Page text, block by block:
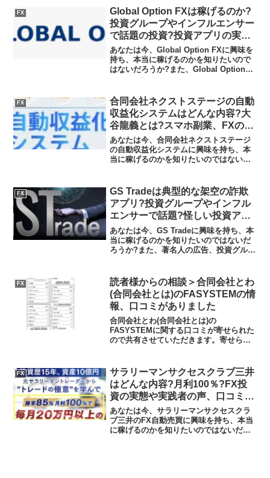
の金融庁の登録なしの無許可営業のサ
イ...
FX
Global Option FXは稼げるのか?
投資グループやインフルエンサー
で話題の投資?投資アプリの実態
や実践者の声、口コミや評判を調
査しました
あなたは今、Global Option FXに興味を
持ち、本当に稼げるのかを知りたいので
はないだろうか?また、Global Option
言うと、Global Opt...
FX
合同会社ネクストステージの自動
収益化システムはどんな内容?大
谷龍義とは?スマホ副業、FXの実
態や実践者の声、口コミや評判を
調査しました
あなたは今、合同会社ネクストステージ
の自動収益化システムに興味を持ち、本
当に稼げるのかを知りたいのではないだ
は何なのかを調べようとしているのでは
ないだろうか？答え、...
FX
GS Tradeは典型的な架空の詐欺
アプリ?投資グループやインフル
エンサーで話題?怪しい投資アプ
リの実態や実践者の声、口コミや
評判を調査しました
あなたは今、GS Tradeに興味を持ち、本
当に稼げるのかを知りたいのではないだ
ろうか?また、著名人の広告、投資グルー
るのではないだろうか？答え、結論を言
うと、...
FX
読者様からの相談＞合同会社とわ
(合同会社とは)のFASYSTEMの情
報、口コミがありました
合同会社とわ(合同会社とは)の
FASYSTEMに関する口コミが寄せられた
ので共有させていただきます。寄せられ
います。いまは、たまたまみた千春さん
というサイトで、19000...
FX
サラリーマンサクセスクラブ三井
はどんな内容?月利100％?FX投
資の実態や実践者の声、口コミや
評判を調査しました
あなたは今、サラリーマンサクセスクラ
ブ三井のFX自動売買に興味を持ち、本当
に稼げるのかを知りたいのではないだろ